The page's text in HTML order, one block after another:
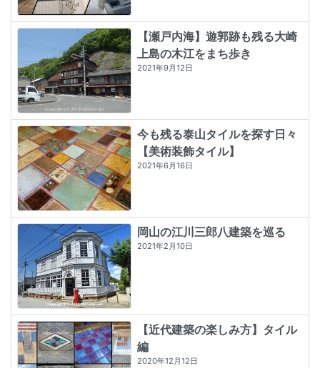
【瀬戸内海】遊郭跡も残る大崎
上島の木江をまち歩き
2021年9月12日
今も残る泰山タイルを探す日々
【美術装飾タイル】
2021年6月16日
岡山の江川三郎八建築を巡る
2021年2月10日
【近代建築の楽しみ方】タイル
編
2020年12月12日